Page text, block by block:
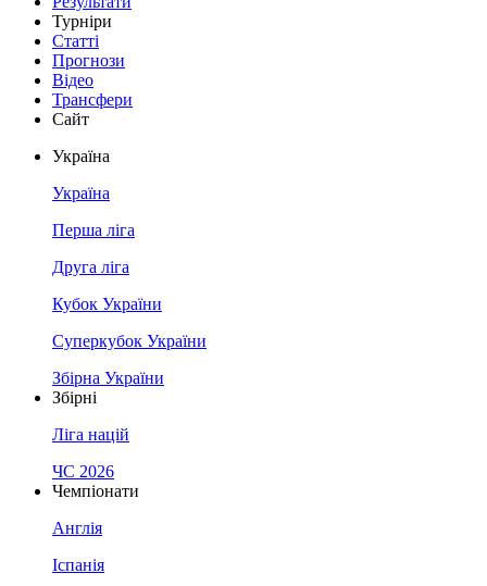
Турніри
Статті
Прогнози
Відео
Трансфери
Сайт
Україна
Україна
Перша ліга
Друга ліга
Кубок України
Суперкубок України
Збірна України
Збірні
Ліга націй
ЧС 2026
Чемпіонати
Англія
Іспанія